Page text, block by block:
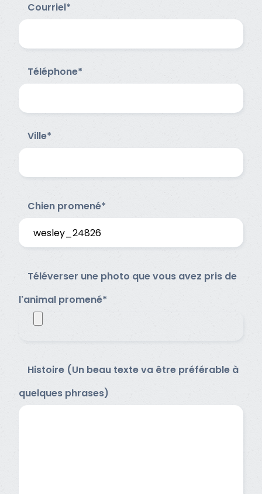
Courriel*
Téléphone*
Ville*
Chien promené*
Téléverser une photo que vous avez pris de
l'animal promené*
Histoire (Un beau texte va être préférable à
quelques phrases)